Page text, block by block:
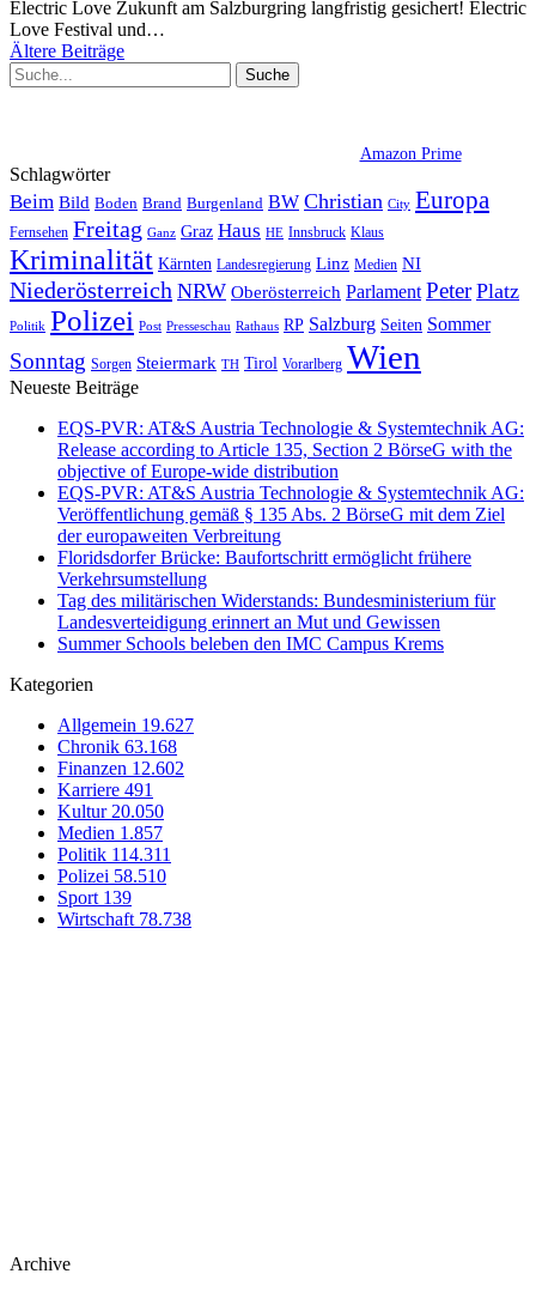
Electric Love Zukunft am Salzburgring langfristig gesichert! Electric
Love Festival und…
Ältere Beiträge
Amazon Prime
Schlagwörter
Beim Bild Boden Brand Burgenland BW Christian City Europa
Fernsehen Freitag Ganz Graz Haus HE Innsbruck Klaus
Kriminalität Kärnten Landesregierung Linz Medien NI
Niederösterreich NRW Oberösterreich Parlament Peter Platz
Politik Polizei Post Presseschau Rathaus RP Salzburg Seiten Sommer
Sonntag Sorgen Steiermark TH Tirol Vorarlberg Wien
Neueste Beiträge
EQS-PVR: AT&S Austria Technologie & Systemtechnik AG:
Release according to Article 135, Section 2 BörseG with the
objective of Europe-wide distribution
EQS-PVR: AT&S Austria Technologie & Systemtechnik AG:
Veröffentlichung gemäß § 135 Abs. 2 BörseG mit dem Ziel
der europaweiten Verbreitung
Floridsdorfer Brücke: Baufortschritt ermöglicht frühere
Verkehrsumstellung
Tag des militärischen Widerstands: Bundesministerium für
Landesverteidigung erinnert an Mut und Gewissen
Summer Schools beleben den IMC Campus Krems
Kategorien
Allgemein 19.627
Chronik 63.168
Finanzen 12.602
Karriere 491
Kultur 20.050
Medien 1.857
Politik 114.311
Polizei 58.510
Sport 139
Wirtschaft 78.738
Archive